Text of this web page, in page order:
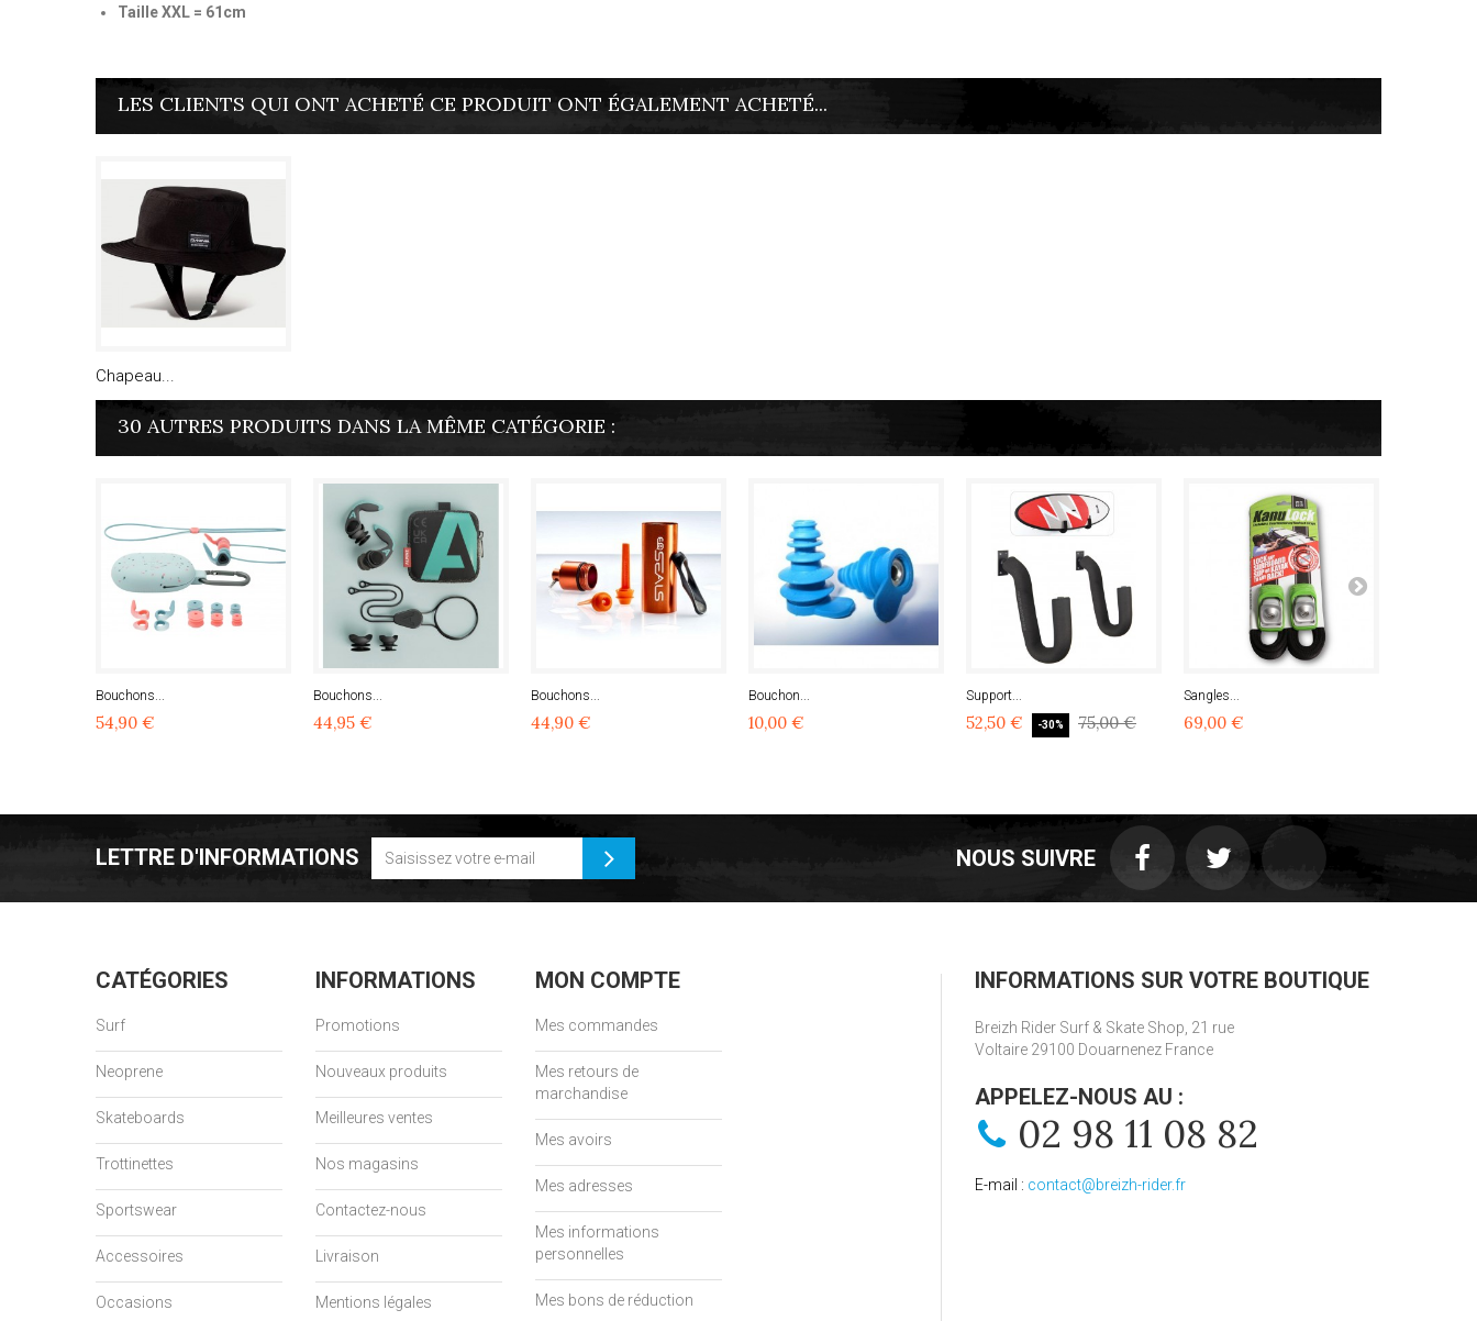
Taille XXL = 61cm
LES CLIENTS QUI ONT ACHETÉ CE PRODUIT ONT ÉGALEMENT ACHETÉ...
Chapeau...
30 AUTRES PRODUITS DANS LA MÊME CATÉGORIE :
Bouchons...
54,90 €
Bouchons...
44,95 €
Bouchons...
44,90 €
Bouchon...
10,00 €
Support...
52,50 € -30% 75,00 €
Sangles...
69,00 €
LETTRE D'INFORMATIONS NOUS SUIVRE
CATÉGORIES
Surf
Neoprene
Skateboards
Trottinettes
Sportswear
Accessoires
Occasions
INFORMATIONS
Promotions
Nouveaux produits
Meilleures ventes
Nos magasins
Contactez-nous
Livraison
Mentions légales
MON COMPTE
Mes commandes
Mes retours de
marchandise
Mes avoirs
Mes adresses
Mes informations
personnelles
Mes bons de réduction
INFORMATIONS SUR VOTRE BOUTIQUE
Breizh Rider Surf & Skate Shop, 21 rue
Voltaire 29100 Douarnenez France
APPELEZ-NOUS AU :
02 98 11 08 82
E-mail : contact@breizh-rider.fr